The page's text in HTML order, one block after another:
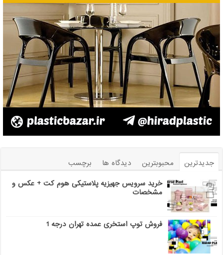
جدیدترین محبوبترین دیدگاه ها
برچسب
خرید سرویس جهیزیه پلاستیکی هوم کت + عکس و
مشخصات
فروش توپ استخری عمده تهران درجه 1